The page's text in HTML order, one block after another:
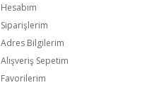
Hesabım
Siparişlerim
Adres Bilgilerim
Alışveriş Sepetim
Favorilerim